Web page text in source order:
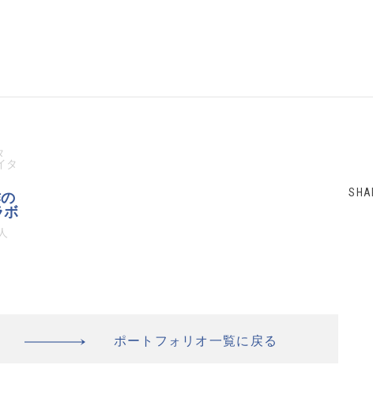
タ
ボ
ポートフォリオ一覧に戻る